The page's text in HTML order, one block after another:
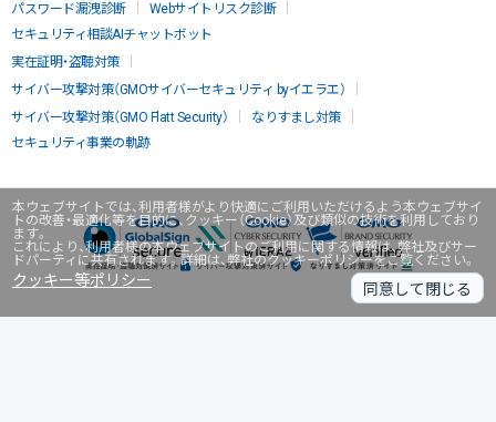
本ウェブサイトでは、利用者様がより快適にご利用いただけるよう本ウェブサイ
トの改善・最適化等を目的に、クッキー（Cookie）及び類似の技術を利用しており
ます。
これにより、利用者様の本ウェブサイトのご利用に関する情報は、弊社及びサー
ドパーティに共有されます。詳細は、弊社のクッキーポリシーをご覧ください。
クッキー等ポリシー 同意して閉じる
パスワード漏洩診断
Webサイトリスク診断
セキュリティ相談AIチャットボット
実在証明・盗聴対策
サイバー攻撃対策（GMOサイバーセキュリティ byイエラエ）
サイバー攻撃対策（GMO Flatt Security）
なりすまし対策
セキュリティ事業の軌跡